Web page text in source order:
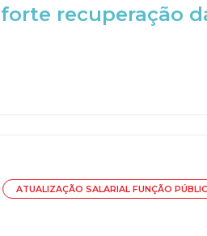
recuperação
ATUALIZAÇÃO SALARIAL FUNÇÃO